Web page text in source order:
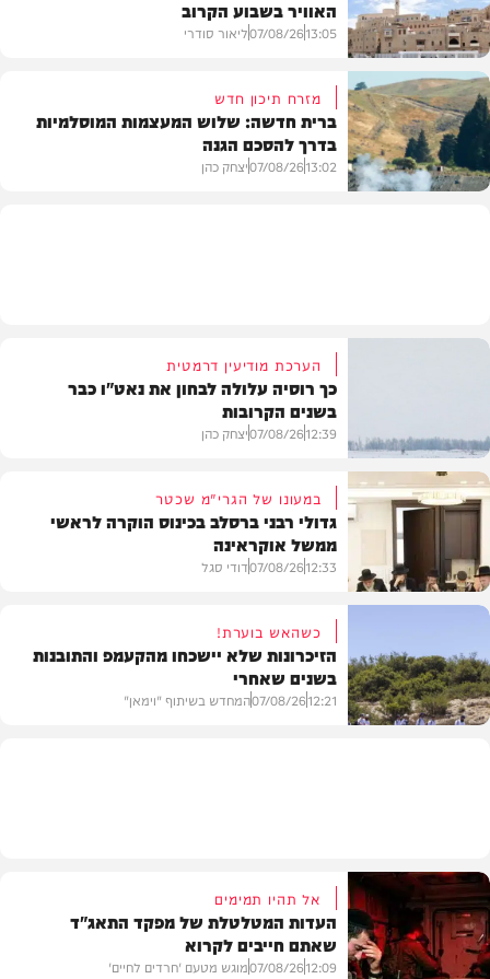
פוליטי
מזג האוויר
האוויר בשבוע הקרוב
13:05
07/08/26ליאור סודרי
מזרח תיכון חדש
ברית חדשה: שלוש המעצמות המוסלמיות
בדרך להסכם הגנה
13:02
07/08/26יצחק כהן
הערכת מודיעין דרמטית
כך רוסיה עלולה לבחון את נאט"ו כבר
בשנים הקרובות
12:39
07/08/26יצחק כהן
חרדים
במעונו של הגרי"מ שכטר
גדולי רבני ברסלב בכינוס הוקרה לראשי
ממשל אוקראינה
12:33
07/08/26דודי סגל
כשהאש בוערת!
הזיכרונות שלא יישכחו מהקעמפ והתובנות
בשנים שאחרי
12:21
07/08/26המחדש בשיתוף "וימאן"
אל תהיו תמימים
העדות המטלטלת של מפקד התאג"ד
שאתם חייבים לקרוא
12:09
07/08/26מוגש מטעם 'חרדים לחיים'